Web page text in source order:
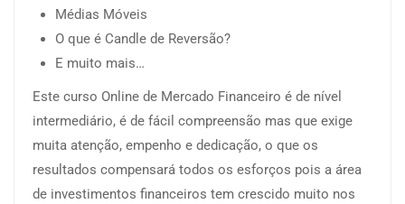
Médias Móveis
O que é Candle de Reversão?
E muito mais…
Este curso Online de Mercado Financeiro é de nível
intermediário, é de fácil compreensão mas que exige
muita atenção, empenho e dedicação, o que os
resultados compensará todos os esforços pois a área
de investimentos financeiros tem crescido muito nos